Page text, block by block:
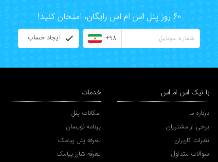
60 روز پنل اس ام اس رایگان، امتحان کنید!
+98 ایجاد حساب
با نیک اس ام اس
درباره ما
برخی از مشتریان
نظرات کاربران
سوالات متداول
خدمات
امکانات پنل
برنامه نویسان
تعرفه پنل پیامک
تعرفه شارژ پیامک